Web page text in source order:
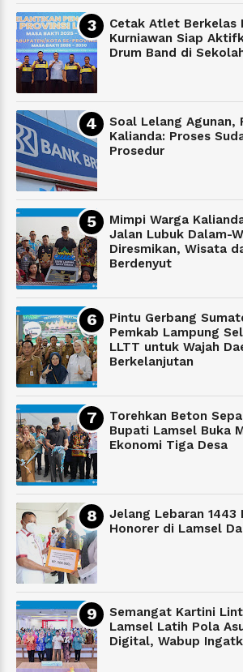
Cetak Atlet Berkelas
Kurniawan Siap
Drum Band di
Soal Lelang Agunan,
Kalianda: Proses
Prosedur
Mimpi Warga
Jalan Lubuk Dalam-
Diresmikan, Wisata
Berdenyut
Pintu Gerbang
Pemkab Lampung
LLTT untuk Wajah
Berkelanjutan
Torehkan Beton
Bupati Lamsel Buka
Ekonomi Tiga Desa
Jelang Lebaran 1443
Honorer di Lamsel
Semangat Kartini
Lamsel Latih Pola
Digital, Wabup